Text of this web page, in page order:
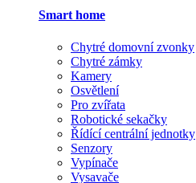
Smart home
Chytré domovní zvonky
Chytré zámky
Kamery
Osvětlení
Pro zvířata
Robotické sekačky
Řídící centrální jednotky
Senzory
Vypínače
Vysavače